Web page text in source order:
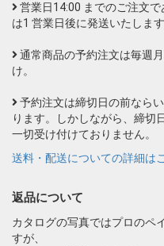
営業日14:00 までのご注文
は1 営業日後に発送いたします
通常商品の予約注文は毎週
け。
予約注文は締切日の前なら
ります。しかしながら、締切
一切受け付けておりません。
送料・配送についての詳細は
返品について
カタログの写真ではプロのペ
すが、